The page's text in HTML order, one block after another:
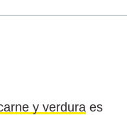
y verdura es